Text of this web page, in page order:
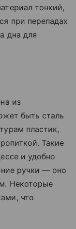
тонкий,
при перепадах
дна для
из
быть сталь
пластик,
Такие
и удобно
ручки — оно
Некоторые
что